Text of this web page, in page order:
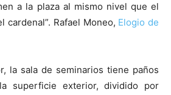
a la plaza al mismo nivel que el
cardenal”. Rafael Moneo, Elogio de
la sala de seminarios tiene paños
superficie exterior, dividido por